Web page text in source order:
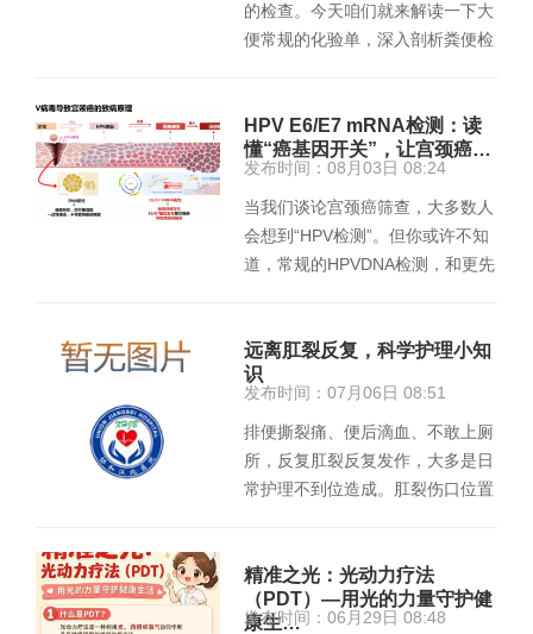
的检查。今天咱们就来解读一下大
便常规的化验单，深入剖析粪便检
HPV E6/E7 mRNA检测：读
懂“癌基因开关”，让宫颈癌…
发布时间：08月03日 08:24
当我们谈论宫颈癌筛查，大多数人
会想到“HPV检测”。但你或许不知
道，常规的HPVDNA检测，和更先
远离肛裂反复，科学护理小知
识
发布时间：07月06日 08:51
排便撕裂痛、便后滴血、不敢上厕
所，反复肛裂反复发作，大多是日
常护理不到位造成。肛裂伤口位置
精准之光：光动力疗法
（PDT）—用光的力量守护健
康生…
发布时间：06月29日 08:48